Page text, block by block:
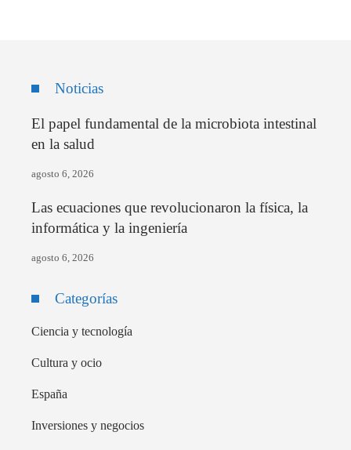
Noticias
El papel fundamental de la microbiota intestinal
en la salud
agosto 6, 2026
Las ecuaciones que revolucionaron la física, la
informática y la ingeniería
agosto 6, 2026
Categorías
Ciencia y tecnología
Cultura y ocio
España
Inversiones y negocios